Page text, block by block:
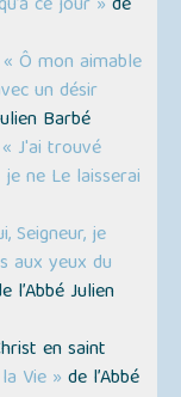
« Ô mon aimable
un désir
Barbé
« J'ai trouvé
ne Le laisserai
Seigneur, je
aux yeux du
l’Abbé Julien
en saint
Vie » de l’Abbé